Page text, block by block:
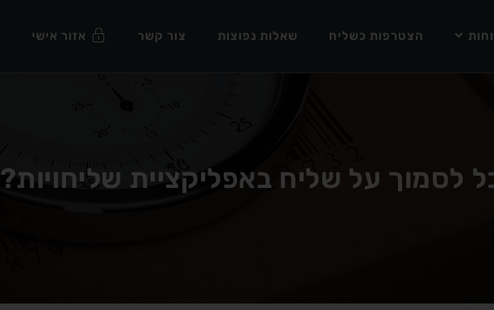
הצטרפות כשליח שאלות נפוצות צור קשר אזור אישי
לסמוך על שליח באפליקציית שליחויות?